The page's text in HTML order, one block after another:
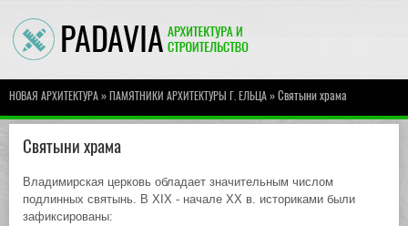
НОВАЯ АРХИТЕКТУРА»ПАМЯТНИКИ АРХИТЕКТУРЫ Г. ЕЛЬЦА» Святыни храма
Святыни храма
Владимирская церковь обладает значительным числом
подлинных святынь. В XIX - начале XX в. историками были
зафиксированы: